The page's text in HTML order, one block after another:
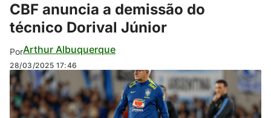
CBF anuncia a demissão do
técnico Dorival Júnior
PorArthur Albuquerque
28/03/2025 17:46